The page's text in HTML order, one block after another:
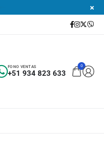
+51 934 823 633
FONO VENTAS 0